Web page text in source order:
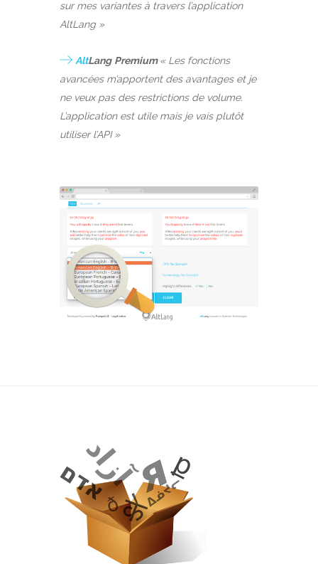
sur mes variantes à travers l’application
AltLang »
AltLang Premium« Les fonctions
avancées m’apportent des avantages et je
ne veux pas des restrictions de volume.
L’application est utile mais je vais plutôt
utiliser l’API »